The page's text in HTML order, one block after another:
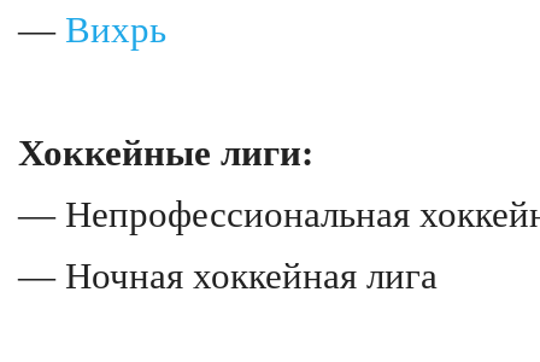
— Вихрь
Хоккейные лиги:
— Непрофессиональная
— Ночная хоккейная лига